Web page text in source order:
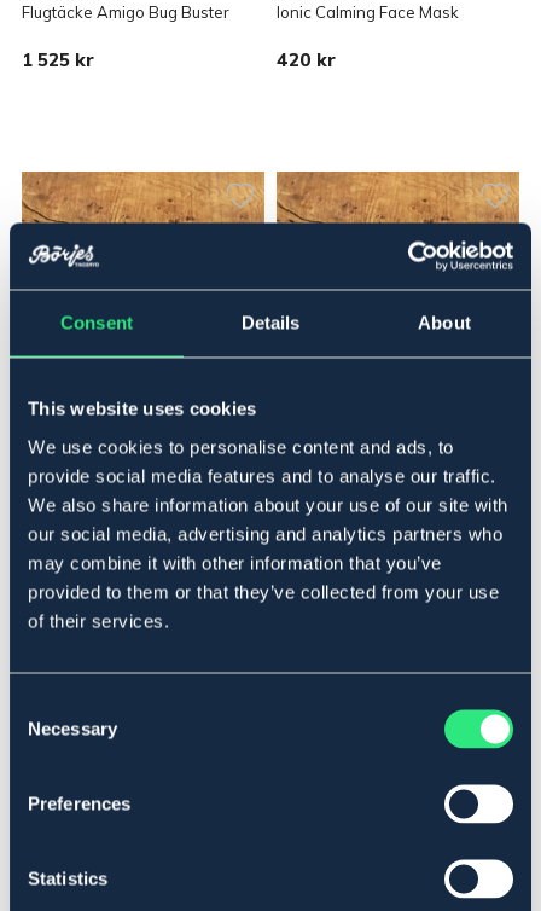
Consent Details About
This website uses cookies
We use cookies to personalise content and ads, to
provide social media features and to analyse our traffic.
We also share information about your use of our site with
our social media, advertising and analytics partners who
may combine it with other information that you’ve
provided to them or that they’ve collected from your use
of their services.
Selection
Necessary
Preferences
Statistics
Flugtäcke Amigo Bug Buster
1 525 kr
Ionic Calming Face Mask
420 kr
HORSEWARE
Borste Signature Body Brush
350 kr
HORSEWARE
350 kr